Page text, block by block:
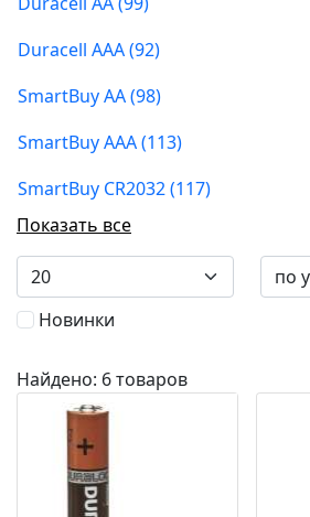
Duracell AAA (92)
SmartBuy AA (98)
SmartBuy AAA (113)
SmartBuy CR2032 (117)
Показать все
Новинки
Найдено: 6 товаров